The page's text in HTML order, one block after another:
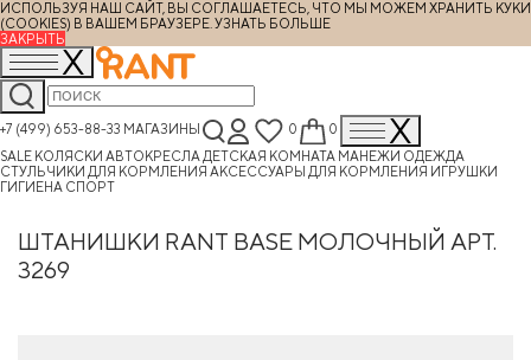
ИСПОЛЬЗУЯ НАШ САЙТ, ВЫ СОГЛАШАЕТЕСЬ, ЧТО МЫ МОЖЕМ ХРАНИТЬ КУКИ
(COOKIES) В ВАШЕМ БРАУЗЕРЕ. УЗНАТЬ БОЛЬШЕ
ЗАКРЫТЬ
+7 (499) 653-88-33 МАГАЗИНЫ 0
0
SALE КОЛЯСКИ АВТОКРЕСЛА ДЕТСКАЯ КОМНАТА МАНЕЖИ ОДЕЖДА
СТУЛЬЧИКИ ДЛЯ КОРМЛЕНИЯ АКСЕССУАРЫ ДЛЯ КОРМЛЕНИЯ ИГРУШКИ
ГИГИЕНА СПОРТ
ШТАНИШКИ RANT BASE МОЛОЧНЫЙ АРТ.
3269